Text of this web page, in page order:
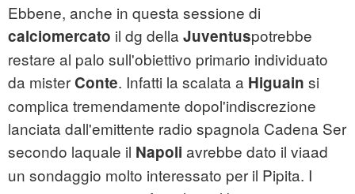
Ebbene, anche in questa sessione di
calciomercato il dg della Juventuspotrebbe
restare al palo sull'obiettivo primario individuato
da mister Conte. Infatti la scalata a Higuain si
complica tremendamente dopol'indiscrezione
lanciata dall'emittente radio spagnola Cadena Ser
secondo laquale il Napoli avrebbe dato il viaad
un sondaggio molto interessato per il Pipita. I